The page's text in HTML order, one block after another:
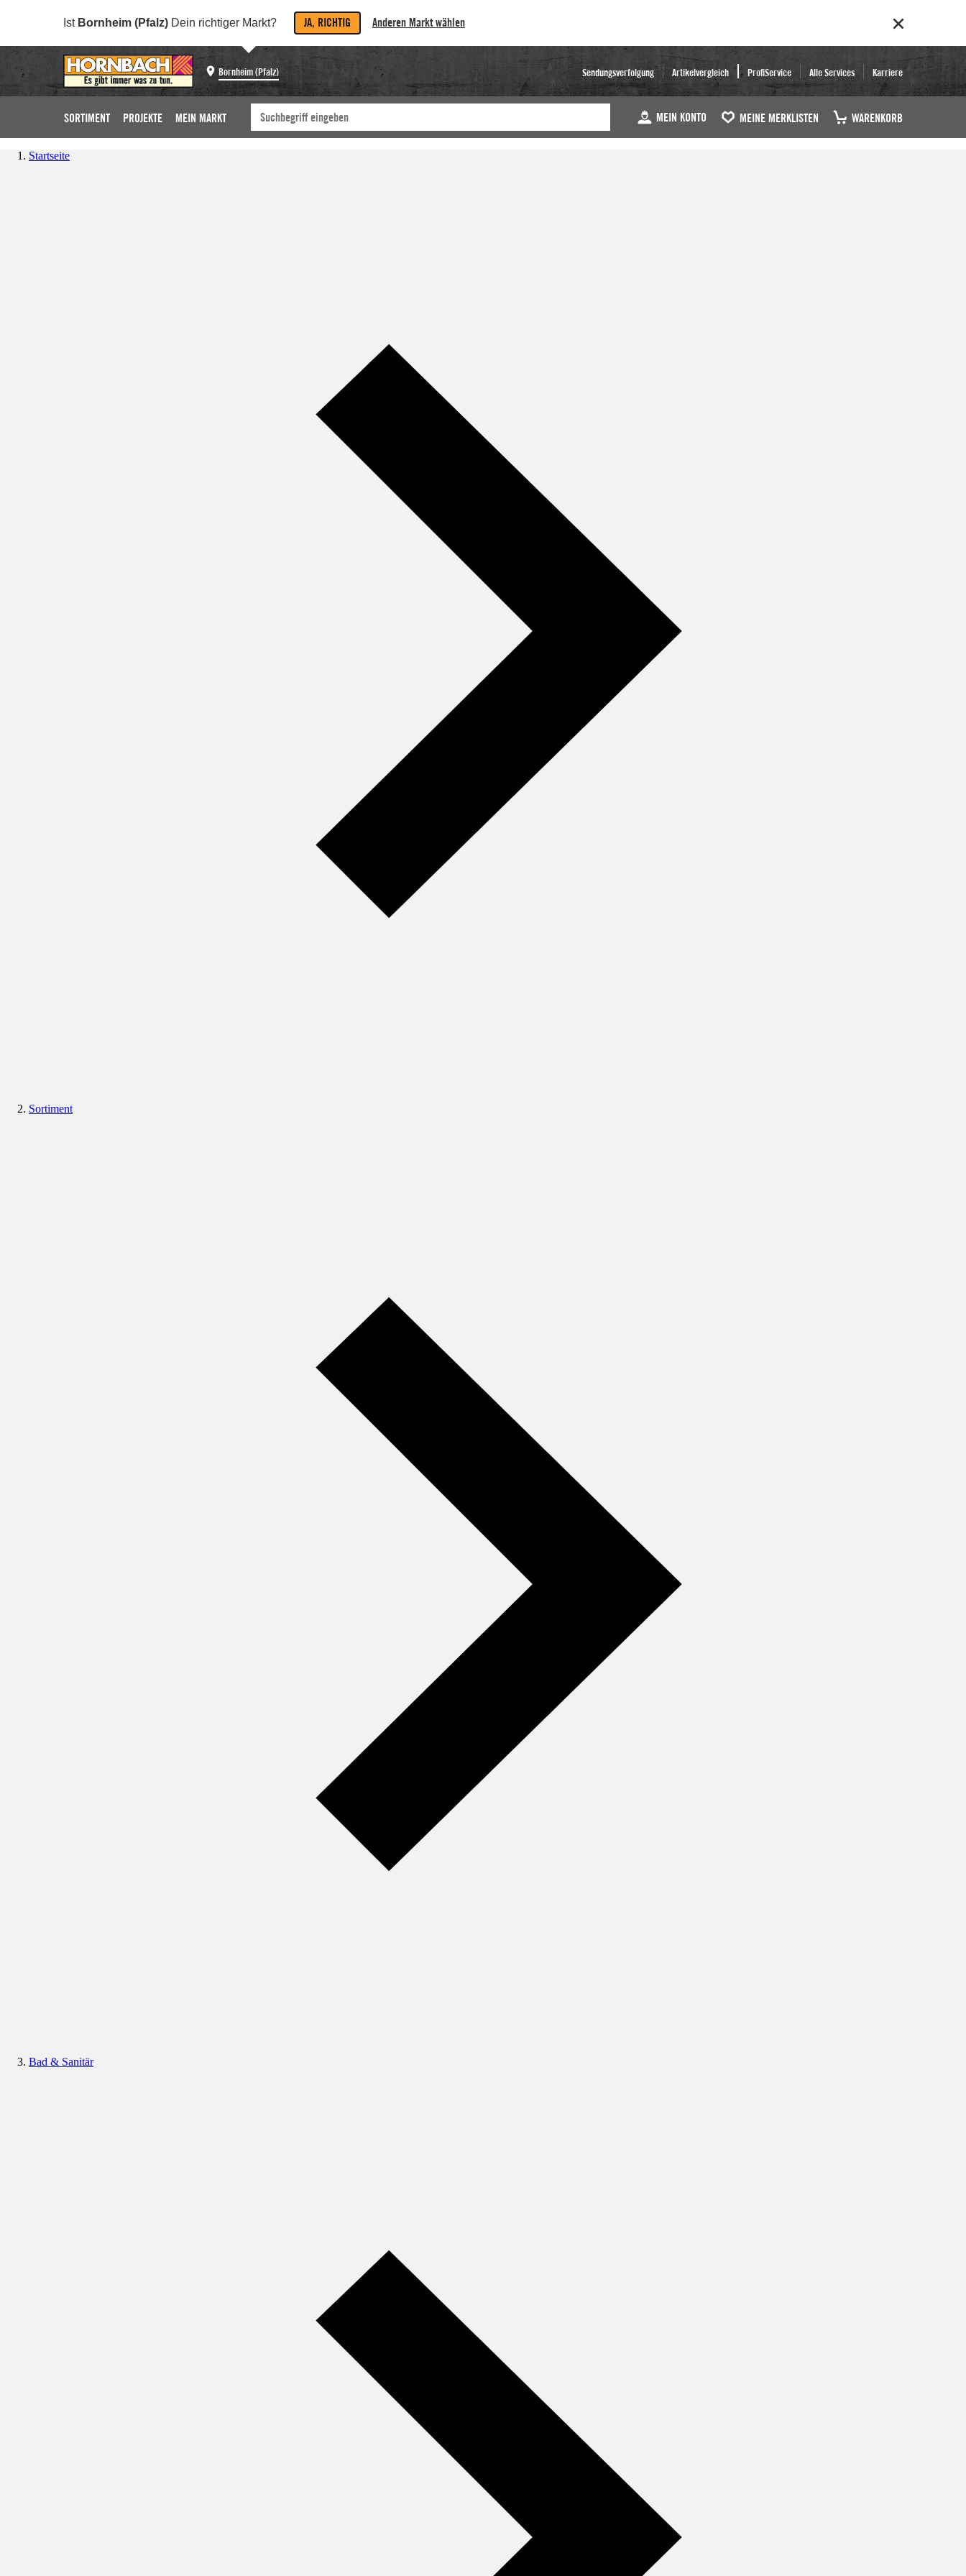
Ist Bornheim (Pfalz) Dein richtiger Markt? JA, RICHTIG Anderen Markt wählen
Bornheim (Pfalz) Sendungsverfolgung Artikelvergleich ProfiService Alle Services Karriere
SORTIMENT PROJEKTE MEIN MARKT MEIN KONTO MEINE MERKLISTEN WARENKORB
Startseite
Sortiment
Bad & Sanitär